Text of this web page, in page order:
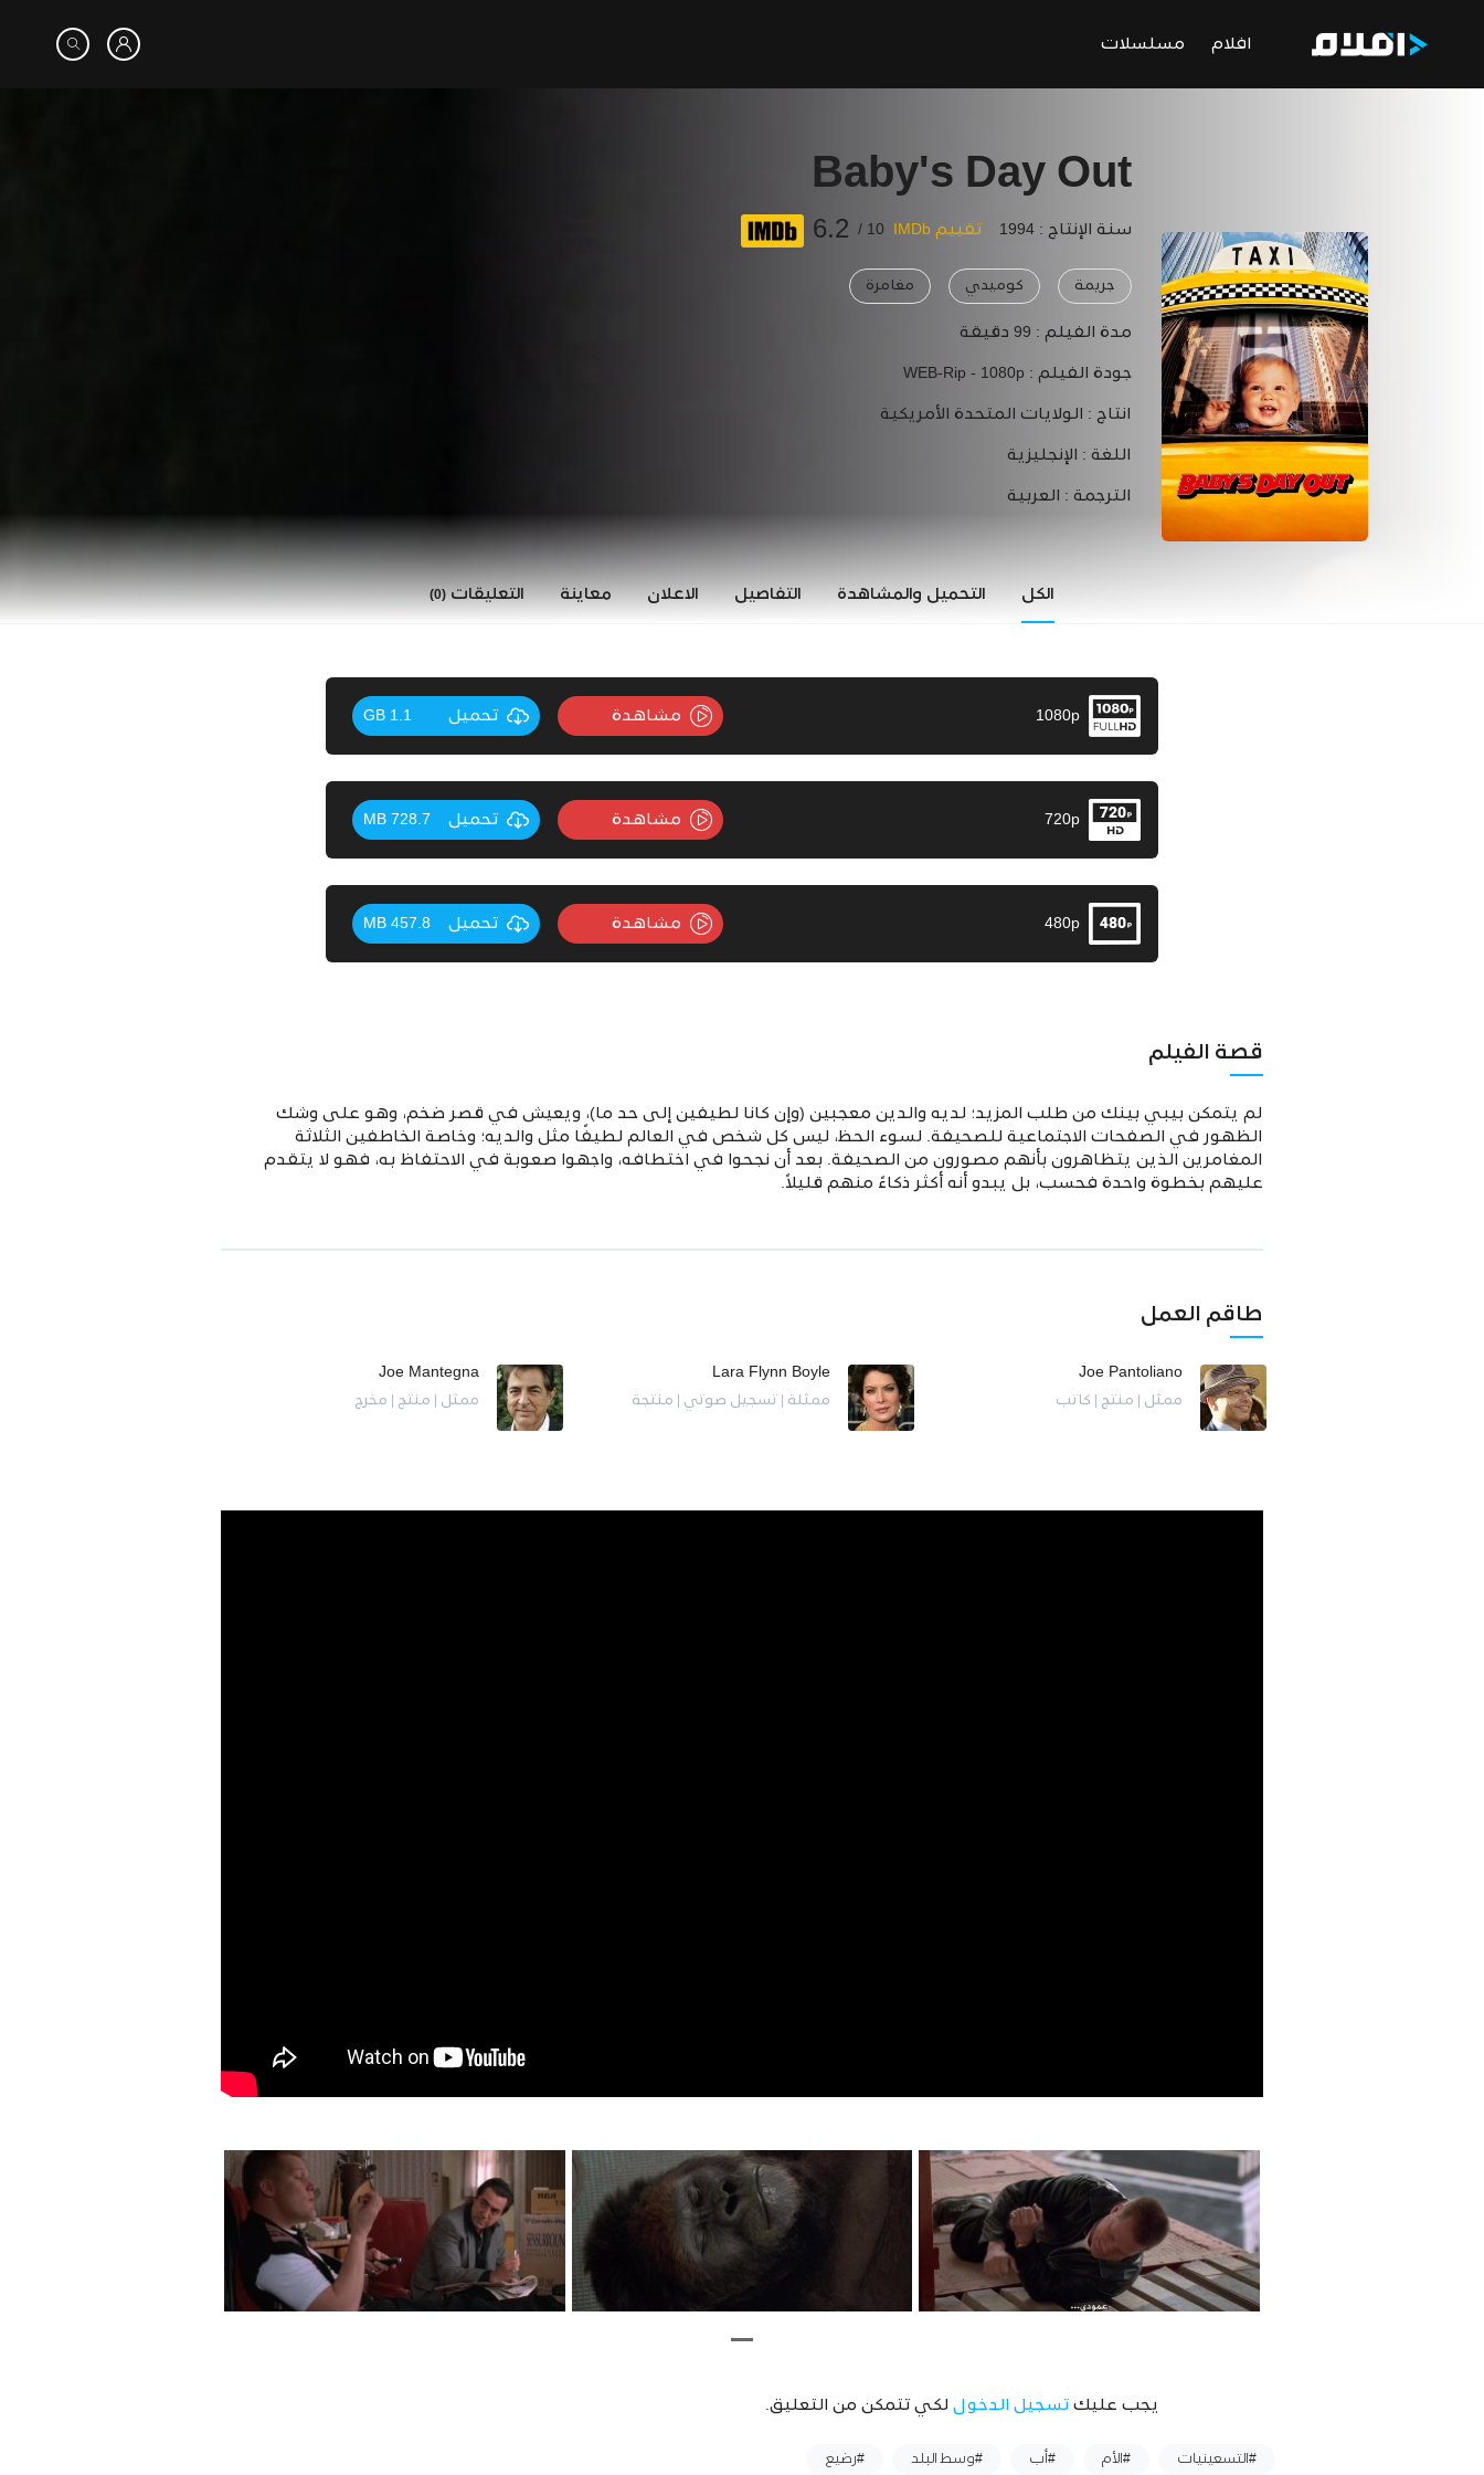
افلام مسلسلات
Baby's Day Out
سنة الإنتاج : 1994 تقييم IMDb 10 /
6.2
جريمة كوميدي مغامرة
مدة الفيلم : 99 دقيقة
جودة الفيلم : WEB-Rip - 1080p
انتاج : الولايات المتحدة الأمريكية
اللغة : الإنجليزية
الترجمة : العربية
الكل التحميل والمشاهدة التفاصيل الاعلان معاينة التعليقات (0)
1080p مشاهدة تحميل 1.1 GB
720p مشاهدة تحميل 728.7 MB
480p مشاهدة تحميل 457.8 MB
قصة الفيلم
لم يتمكن بيبي بينك من طلب المزيد؛ لديه والدين معجبين (وإن كانا لطيفين إلى حد ما)، ويعيش في قصر ضخم، وهو على وشك
الظهور في الصفحات الاجتماعية للصحيفة. لسوء الحظ، ليس كل شخص في العالم لطيفًا مثل والديه؛ وخاصة الخاطفين الثلاثة
المغامرين الذين يتظاهرون بأنهم مصورون من الصحيفة. بعد أن نجحوا في اختطافه، واجهوا صعوبة في الاحتفاظ به، فهو لا يتقدم
عليهم بخطوة واحدة فحسب، بل يبدو أنه أكثر ذكاءً منهم قليلاً.
طاقم العمل
Joe Pantoliano
ممثل | منتج | كاتب
Lara Flynn Boyle
ممثلة | تسجيل صوتي | منتجة
Joe Mantegna
ممثل | منتج | مخرج
يجب عليك تسجيل الدخول لكي تتمكن من التعليق.
#التسعينيات #الأم #أب #وسط البلد #رضيع